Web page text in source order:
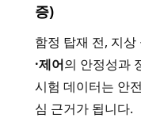
증)
함정 탑재 전, 지
·제어의 안정성과
시험 데이터는 안
심 근거가 됩니다.